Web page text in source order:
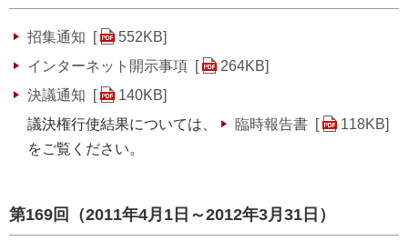
招集通知 [ 552KB]
インターネット開示事項 [
264KB]
決議通知 [
140KB]
議決権行使結果については、
臨時報告書 [ 118KB]
をご覧ください。
第169回（2011年4月1日～2012年3月31日）